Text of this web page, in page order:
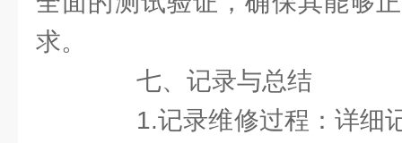
求。
七、记录与总结
1.记录维修过程：详细